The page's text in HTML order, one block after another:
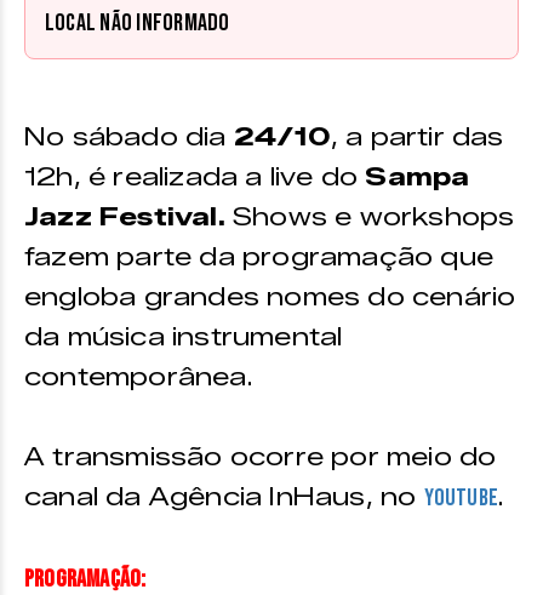
Local não informado
No sábado dia 24/10, a partir das
12h, é realizada a live do Sampa
Jazz Festival. Shows e workshops
fazem parte da programação que
engloba grandes nomes do cenário
da música instrumental
contemporânea.
A transmissão ocorre por meio do
canal da Agência InHaus, no Youtube.
Programação: